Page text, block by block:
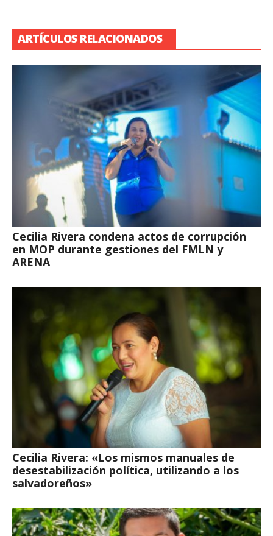
ARTÍCULOS RELACIONADOS
Cecilia Rivera condena actos de corrupción
en MOP durante gestiones del FMLN y
ARENA
Cecilia Rivera: «Los mismos manuales de
desestabilización política, utilizando a los
salvadoreños»